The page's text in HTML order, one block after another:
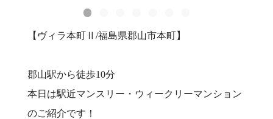
【ヴィラ本町Ⅱ/福島県郡山市本町】
郡山駅から徒歩10分
本日は駅近マンスリー・ウィークリーマンション
のご紹介です！